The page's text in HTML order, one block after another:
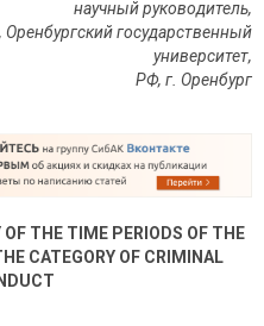
научный руководитель,
Оренбургскийгосударственный
университет,
РФ, г. Оренбург
THE TIME PERIODS OF THE
CATEGORY OF CRIMINAL